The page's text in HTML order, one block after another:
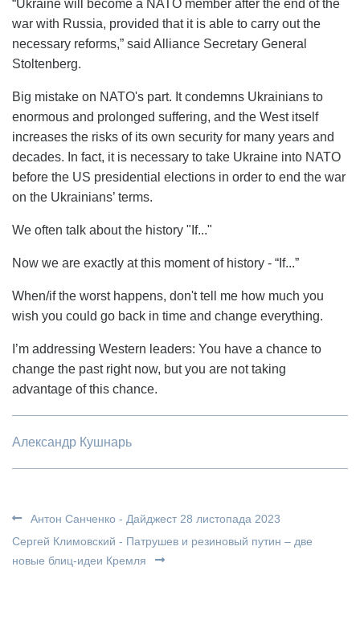
“Ukraine will become a NATO member after the end of the
war with Russia, provided that it is able to carry out the
necessary reforms,” said Alliance Secretary General
Stoltenberg.
Big mistake on NATO's part. It condemns Ukrainians to
enormous and prolonged suffering, and the West itself
increases the risks of its own security for many years and
decades. In fact, it is necessary to take Ukraine into NATO
before the US presidential elections in order to end the war
on the Ukrainians’ terms.
We often talk about the history "If..."
Now we are exactly at this moment of history - “If...”
When/if the worst happens, don't tell me how much you
wish you could go back in time and change everything.
I’m addressing Western leaders: You have a chance to
change the past right now, but you are not taking
advantage of this chance.
Александр Кушнарь
Антон Санченко - Дайджест 28 листопада 2023
Сергей Климовский - Патрушев и резиновый путин – две
новые блиц-идеи Кремля